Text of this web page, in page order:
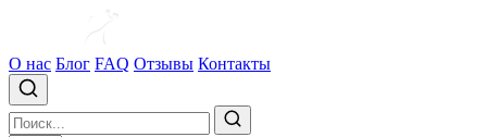
О нас Блог FAQ Отзывы Контакты